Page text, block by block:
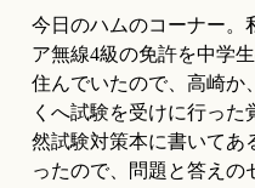
今日のハムのコーナー。
ア無線4級の免許を中学
住んでいたので、高崎か
くへ試験を受けに行っ
然試験対策本に書いてあ
ったので、問題と答えの